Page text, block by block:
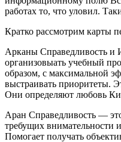
работах то, что уловил.
Кратко рассмотрим карты
Арканы Справедливость и
организовыать учебный
образом, с максимальной
выстраивать приоритеты.
Они определяют любовь
Аран Справедливость —
требущих внимательности
Помогает получать